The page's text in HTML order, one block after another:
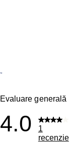
Evaluare generală
4.0
1
recenzie